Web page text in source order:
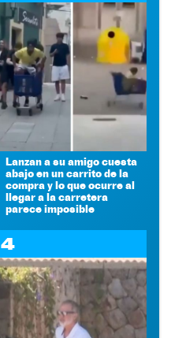
Lanzan a su amigo cuesta
abajo en un carrito de la
compra y lo que ocurre al
llegar a la carretera
parece imposible
4